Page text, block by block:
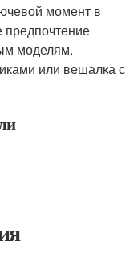
момент в
предпочтение
моделям.
или вешалка с